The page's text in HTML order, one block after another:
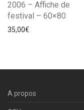
2006 – Affiche de
festival – 60×80
35,00€
A propos